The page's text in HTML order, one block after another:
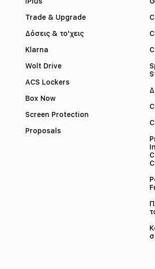
Trade & Upgrade
Δόσεις & το'χεις
Klarna
Wolt Drive
ACS Lockers
Box Now
Screen Protection
Proposals